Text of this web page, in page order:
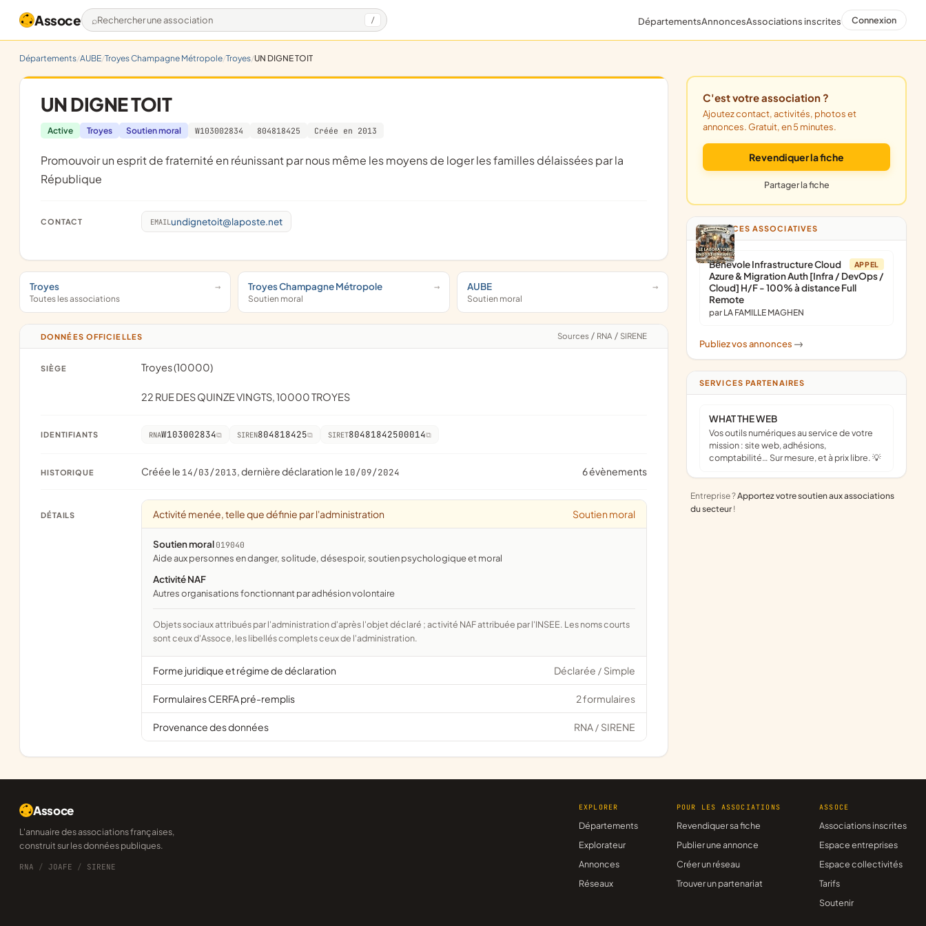
Assoce Rechercher une association / DépartementsAnnoncesAssociations inscrites Connexion
Départements AUBE Troyes Champagne Métropole Troyes UN DIGNE TOIT
UN DIGNE TOIT
Active Troyes Soutien moral W103002834 804818425 Créée en 2013
promouvoir un esprit de fraternité en réunissant par nous même les moyens de loger les familles délaissées par la
République
CONTACT EMAIL undignetoit@laposte.net
Troyes
Toutes les associations
Troyes Champagne Métropole
Soutien moral
AUBE
Soutien moral
DONNÉES OFFICIELLES Sources / RNA / SIRENE
SIÈGE Troyes (10000)
22 RUE DES QUINZE VINGTS, 10000 TROYES
IDENTIFIANTS RNAW103002834 SIREN804818425 SIRET80481842500014
HISTORIQUE Créée le 14/03/2013, dernière déclaration le 10/09/2024 6 évènements
DÉTAILS Activité menée, telle que définie par l'administration Soutien moral
Soutien moral 019040
aide aux personnes en danger, solitude, désespoir, soutien psychologique et moral
Activité NAF
Autres organisations fonctionnant par adhésion volontaire
Objets sociaux attribués par l'administration d'après l'objet déclaré ; activité NAF attribuée par l'INSEE. Les noms courts
sont ceux d'Assoce, les libellés complets ceux de l'administration.
Forme juridique et régime de déclaration Déclarée / Simple
Formulaires CERFA pré-remplis 2 formulaires
Provenance des données RNA / SIRENE
C'est votre association ?
Ajoutez contact, activités, photos et
annonces. Gratuit, en 5 minutes.
Revendiquer la fiche
Partager la fiche
ANNONCES ASSOCIATIVES
APPEL
Bénévole Infrastructure Cloud
Azure & Migration Auth [Infra / DevOps /
Cloud] H/F - 100% à distance Full
Remote
par LA FAMILLE MAGHEN
Publiez vos annonces ->
SERVICES PARTENAIRES
WHAT THE WEB
Vos outils numériques au service de votre
mission : site web, adhésions,
comptabilité… Sur mesure, et à prix libre. 💡
Entreprise ?Apportez votre soutien aux associations
du secteur !
Assoce
L'annuaire des associations françaises,
construit sur les données publiques.
RNA / JOAFE / SIRENE
EXPLORER
Départements
Explorateur
Annonces
Réseaux
POUR LES ASSOCIATIONS
Revendiquer sa fiche
Publier une annonce
Créer un réseau
Trouver un partenariat
ASSOCE
Associations inscrites
Espace entreprises
Espace collectivités
Tarifs
Soutenir